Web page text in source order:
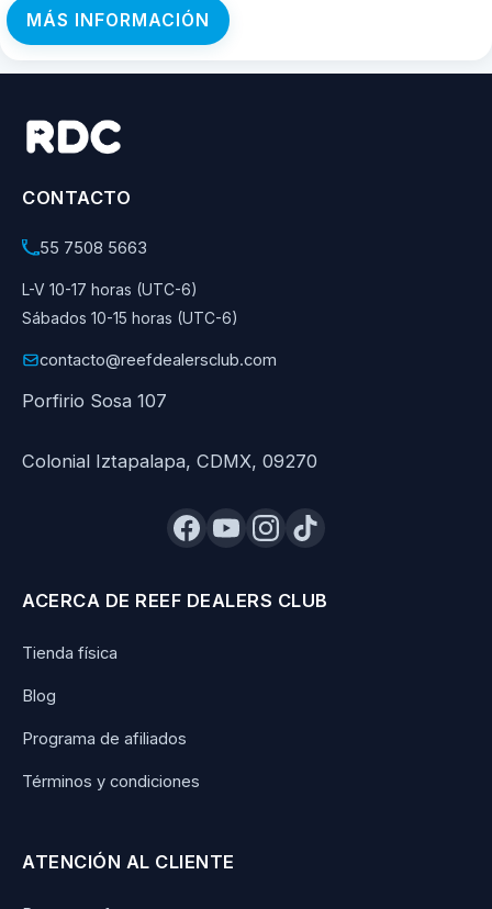
MÁS INFORMACIÓN
CONTACTO
55 7508 5663
L-V 10-17 horas (UTC-6)
Sábados 10-15 horas (UTC-6)
contacto@reefdealersclub.com
Porfirio Sosa 107
Colonial Iztapalapa, CDMX, 09270
ACERCA DE REEF DEALERS CLUB
Tienda física
Blog
Programa de afiliados
Términos y condiciones
ATENCIÓN AL CLIENTE